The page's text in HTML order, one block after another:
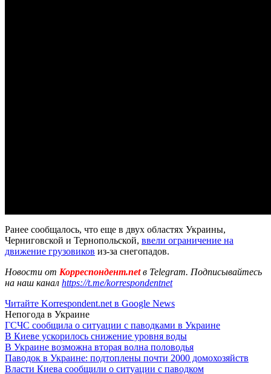
Ранее сообщалось, что еще в двух областях Украины,
Черниговской и Тернопольской, ввели ограничение на
движение грузовиков из-за снегопадов.
Новости от Корреспондент.netв Telegram. Подписывайтесь
на наш канал https://t.me/korrespondentnet
Читайте Korrespondent.net в Google News
Непогода в Украине
ГСЧС сообщила о ситуации с паводками в Украине
В Киеве ускорилось снижение уровня воды
В Украине возможна вторая волна половодья
Паводок в Украине: подтоплены почти 2000 домохозяйств
Власти Киева сообщили о ситуации с паводком